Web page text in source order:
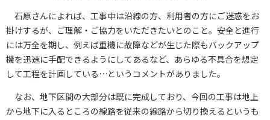
石原さんによれば、工事中は沿線の方、利用者の方にご迷惑をお
掛けするが、ご理解・ご協力をいただきたいとのこと。安全と進行
には万全を期し、例えば重機に故障などが生じた際もバックアップ
機を迅速に手配できるようにしてあるなど、あらゆる不具合を想定
して工程を計画している…というコメントがありました。
なお、地下区間の大部分は既に完成しており、今回の工事は地上
から地下に入るところの線路を従来の線路から切り換えるというも